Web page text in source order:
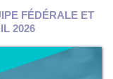
FÉDÉRALE ET
2026